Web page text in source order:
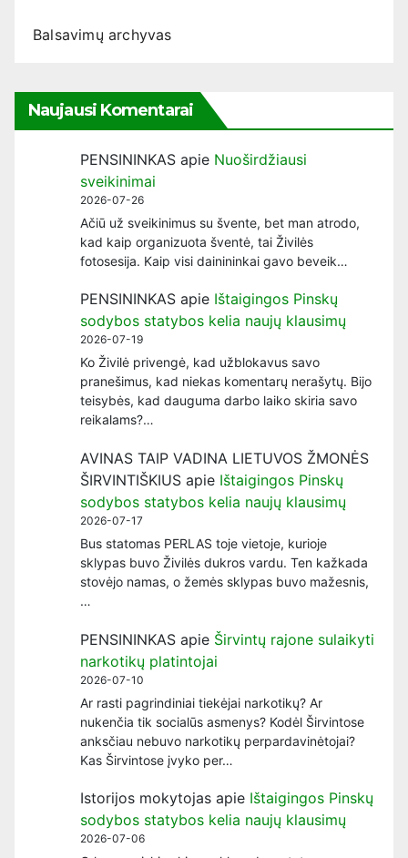
Balsavimų archyvas
Naujausi Komentarai
PENSININKAS apie Nuoširdžiausi
sveikinimai
2026-07-26
Ačiū už sveikinimus su švente, bet man atrodo,
kad kaip organizuota šventė, tai Živilės
fotosesija. Kaip visi dainininkai gavo beveik…
PENSININKAS apie Ištaigingos Pinskų
sodybos statybos kelia naujų klausimų
2026-07-19
Ko Živilė privengė, kad užblokavus savo
pranešimus, kad niekas komentarų nerašytų. Bijo
teisybės, kad dauguma darbo laiko skiria savo
reikalams?…
AVINAS TAIP VADINA LIETUVOS ŽMONĖS
ŠIRVINTIŠKIUS apie Ištaigingos Pinskų
sodybos statybos kelia naujų klausimų
2026-07-17
Bus statomas PERLAS toje vietoje, kurioje
sklypas buvo Živilės dukros vardu. Ten kažkada
stovėjo namas, o žemės sklypas buvo mažesnis,
…
PENSININKAS apie Širvintų rajone sulaikyti
narkotikų platintojai
2026-07-10
Ar rasti pagrindiniai tiekėjai narkotikų? Ar
nukenčia tik socialūs asmenys? Kodėl Širvintose
anksčiau nebuvo narkotikų perpardavinėtojai?
Kas Širvintose įvyko per…
Istorijos mokytojas apie Ištaigingos Pinskų
sodybos statybos kelia naujų klausimų
2026-07-06